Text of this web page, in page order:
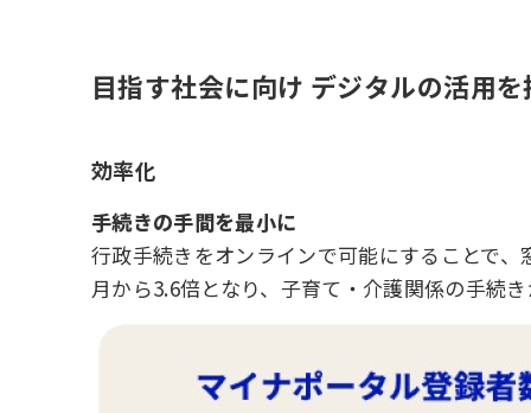
目指す社会に向け デジタルの活用
効率化
手続きの手間を最小に
行政手続きをオンラインで可能にすることで
月から3.6倍となり、子育て・介護関係の手続